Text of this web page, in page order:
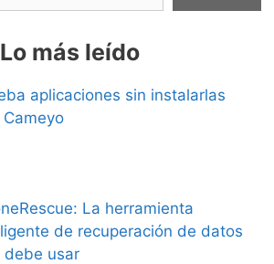
Lo más leído
aplicaciones sin instalarlas
Cameyo
La herramienta
de recuperación de datos
debe usar